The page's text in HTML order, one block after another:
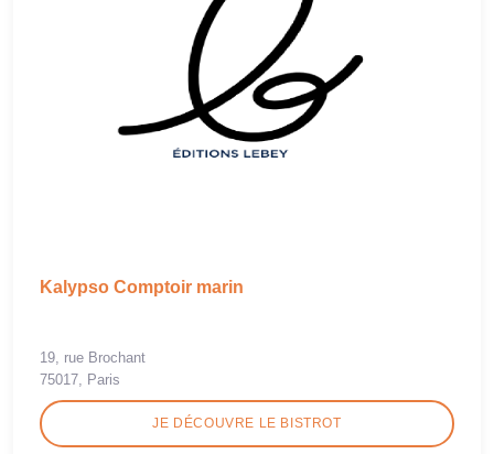
Kalypso Comptoir marin
19, rue Brochant
75017, Paris
JE DÉCOUVRE LE BISTROT